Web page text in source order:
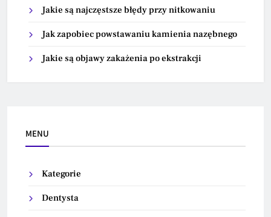
Jakie są najczęstsze błędy przy nitkowaniu
Jak zapobiec powstawaniu kamienia nazębnego
Jakie są objawy zakażenia po ekstrakcji
MENU
Kategorie
Dentysta